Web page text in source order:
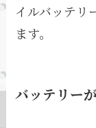
イルバッテリ
ます。
バッテリー